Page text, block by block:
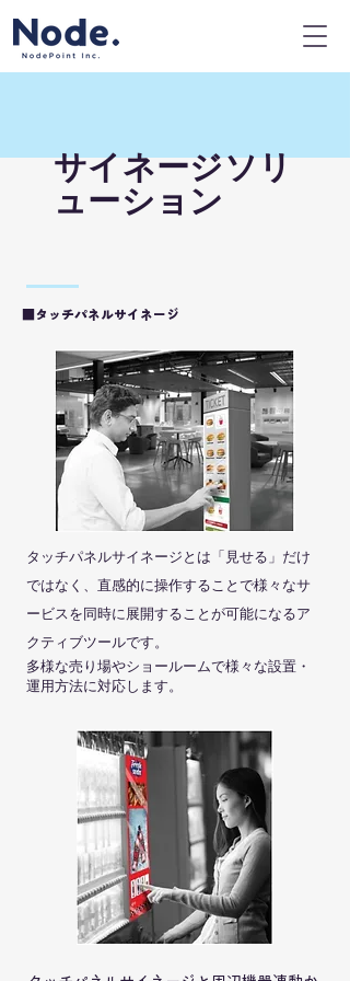
サイネージソリ
ューション
​■タッチパネルサイネージ
タッチパネルサイネージとは「見せる」だけ
ではなく、直感的に操作することで様々なサ
ービスを同時に展開することが可能になるア
クティブツールです。
多様な売り場やショールームで様々な設置・
運用方法に対応します。